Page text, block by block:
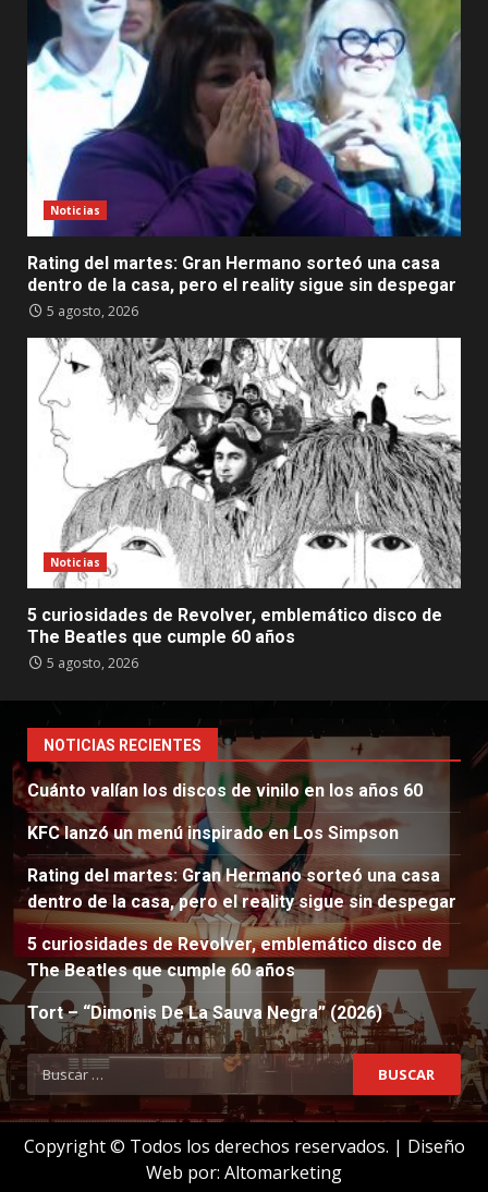
Noticias
Rating del martes: Gran Hermano sorteó una casa
dentro de la casa, pero el reality sigue sin despegar
5 agosto, 2026
Noticias
5 curiosidades de Revolver, emblemático disco de
The Beatles que cumple 60 años
5 agosto, 2026
NOTICIAS RECIENTES
Cuánto valían los discos de vinilo en los años 60
KFC lanzó un menú inspirado en Los Simpson
Rating del martes: Gran Hermano sorteó una casa
dentro de la casa, pero el reality sigue sin despegar
5 curiosidades de Revolver, emblemático disco de
The Beatles que cumple 60 años
Tort – “Dimonis De La Sauva Negra” (2026)
Buscar:
Copyright © Todos los derechos reservados. | Diseño
Web por: Altomarketing